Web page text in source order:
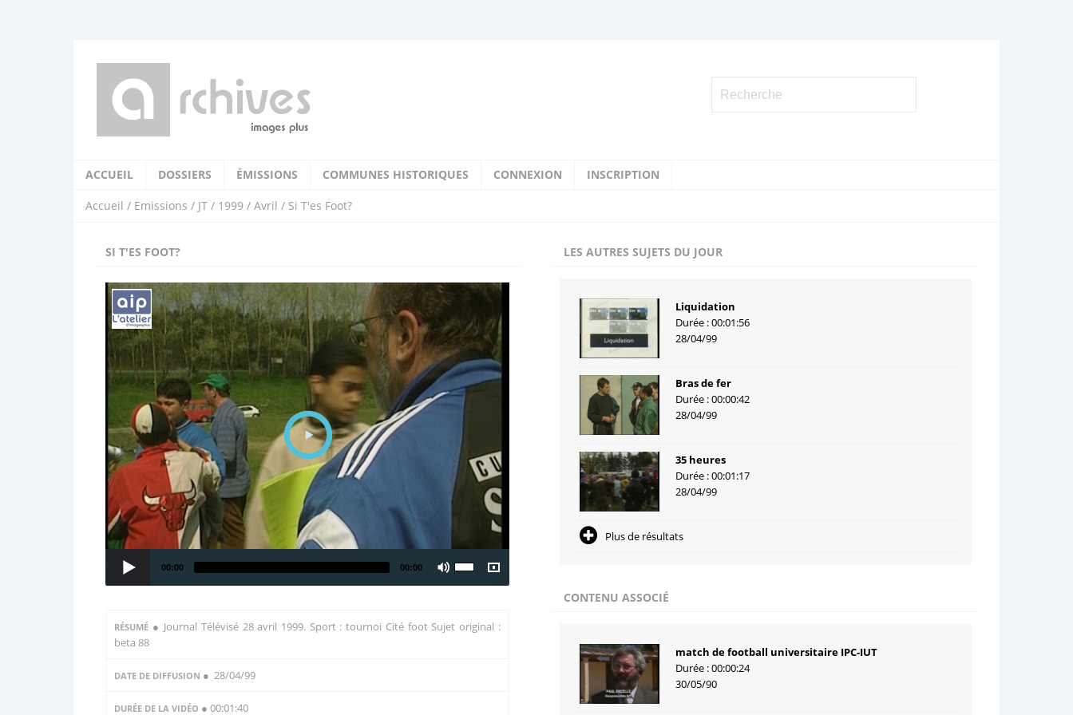
ACCUEIL DOSSIERS ÉMISSIONS COMMUNES HISTORIQUES CONNEXION INSCRIPTION
Accueil / Emissions / JT / 1999 / Avril / Si T'es Foot?
SI T'ES FOOT?
00:00 00:00
RÉSUMÉ ● Journal Télévisé 28 avril 1999. Sport : tournoi Cité foot Sujet original :
beta 88
DATE DE DIFFUSION ● 28/04/99
DURÉE DE LA VIDÉO ● 00:01:40
LES AUTRES SUJETS DU JOUR
Liquidation
Durée : 00:01:56
28/04/99
Bras de fer
Durée : 00:00:42
28/04/99
35 heures
Durée : 00:01:17
28/04/99
Plus de résultats
CONTENU ASSOCIÉ
match de football universitaire IPC-IUT
Durée : 00:00:24
30/05/90